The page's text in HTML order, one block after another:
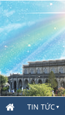
TIN TỨC ▼